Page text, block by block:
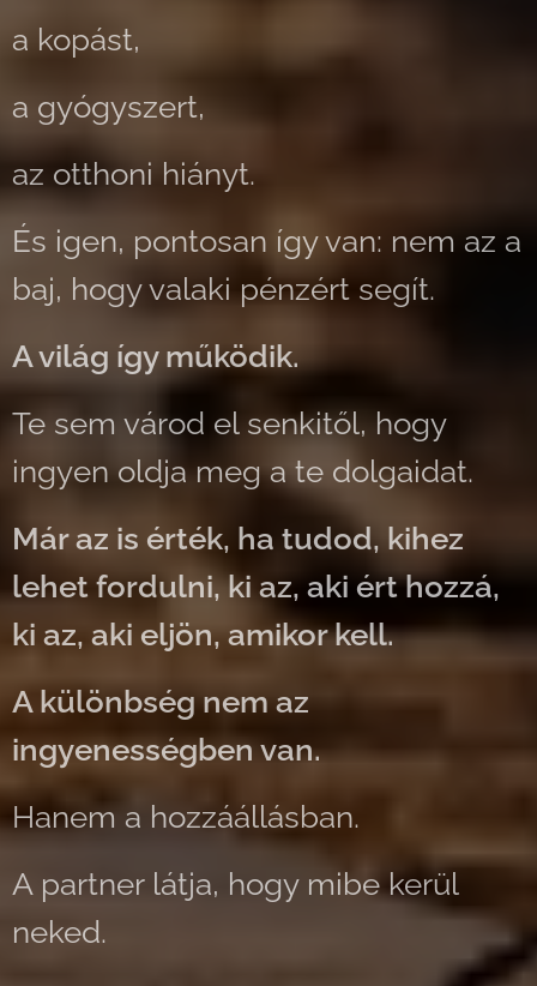
a kopást,
a gyógyszert,
az otthoni hiányt.
És igen, pontosan így van: nem az a
baj, hogy valaki pénzért segít.
A világ így működik.
Te sem várod el senkitől, hogy
ingyen oldja meg a te dolgaidat.
Már az is érték, ha tudod, kihez
lehet fordulni, ki az, aki ért hozzá,
ki az, aki eljön, amikor kell.
A különbség nem az
ingyenességben van.
Hanem a hozzáállásban.
A partner látja, hogy mibe kerül
neked.